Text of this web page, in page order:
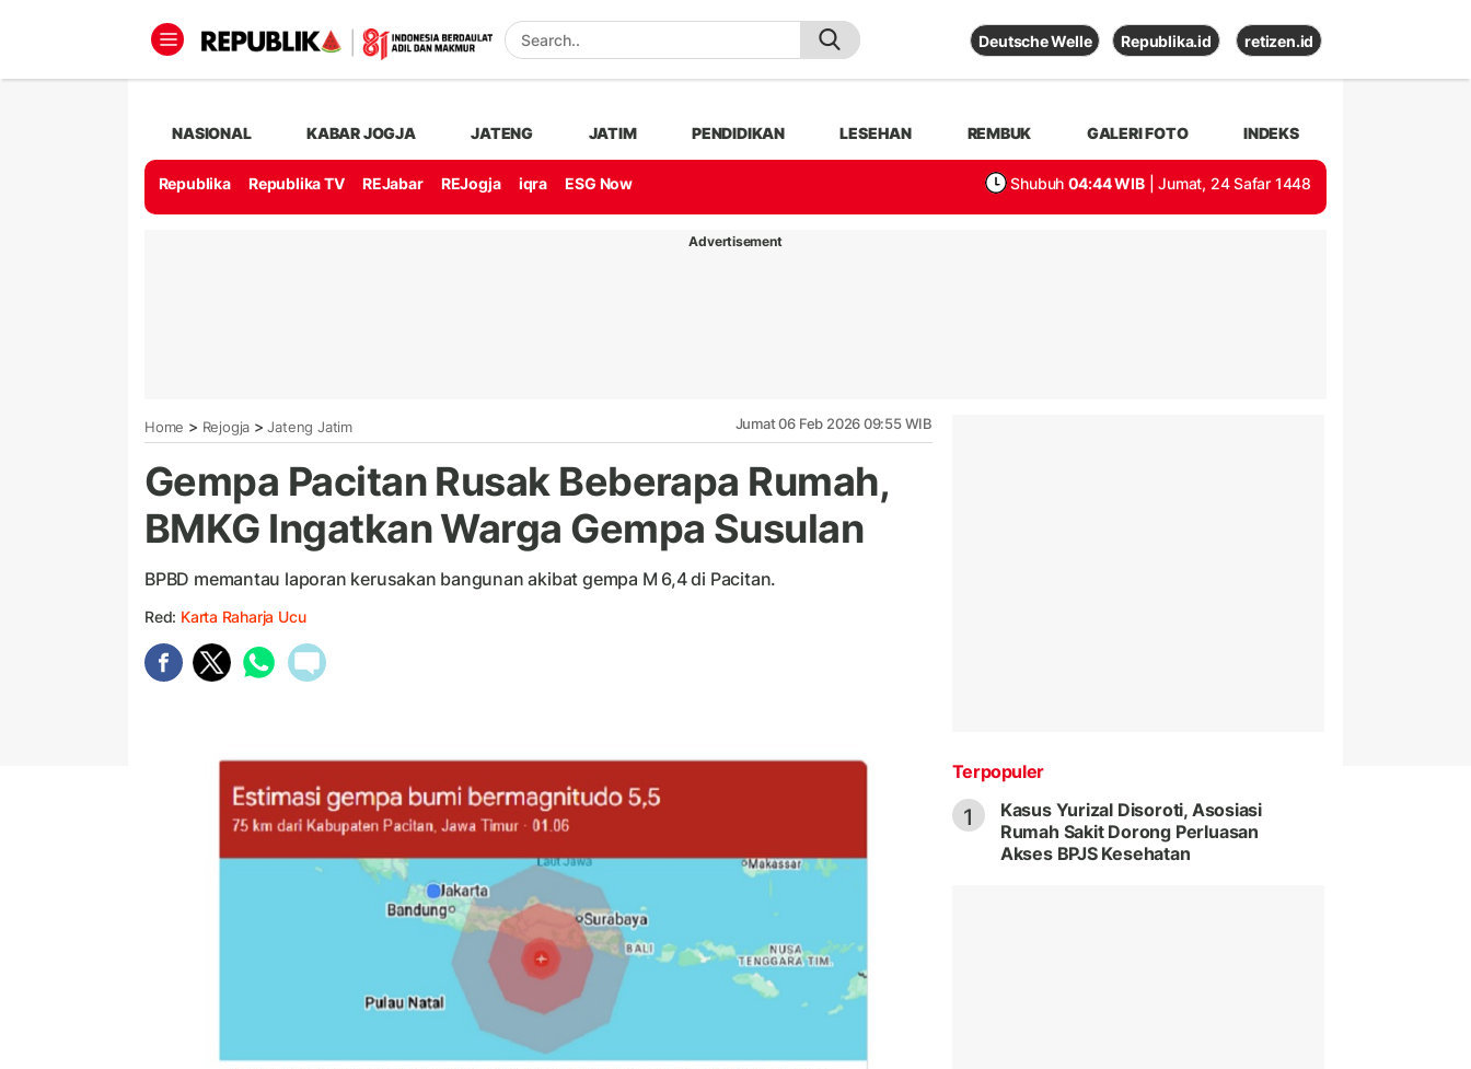
Deutsche Welle Republika.id retizen.id
NASIONAL KABAR JOGJA JATENG JATIM PENDIDIKAN LESEHAN REMBUK GALERI FOTO INDEKS
Republika Republika TV REJabar REJogja iqra ESG Now Shubuh 04:44 WIB | Jumat, 24 Safar 1448
Advertisement
Home > Rejogja > Jateng Jatim Jumat 06 Feb 2026 09:55 WIB
Gempa Pacitan Rusak Beberapa Rumah,
BMKG Ingatkan Warga Gempa Susulan
BPBD memantau laporan kerusakan bangunan akibat gempa M 6,4 di Pacitan.
Red: Karta Raharja Ucu
Terpopuler
1
Kasus Yurizal Disoroti, Asosiasi
Rumah Sakit Dorong Perluasan
Akses BPJS Kesehatan